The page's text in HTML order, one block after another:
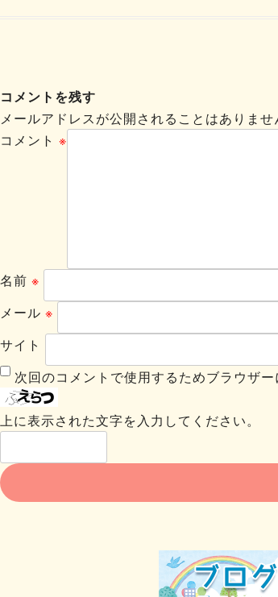
コメントを残す
メールアドレスが公開されることはありませ
コメント ※
名前 ※
メール ※
サイト
次回のコメントで使用するためブラウザ
上に表示された文字を入力してください。